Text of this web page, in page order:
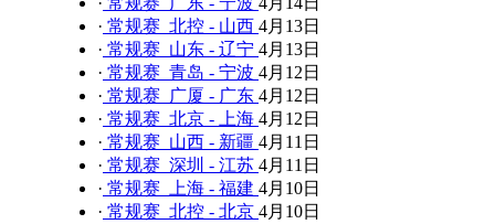
· 常规赛 北控 - 山西 4月13日
· 常规赛 山东 - 辽宁 4月13日
· 常规赛 青岛 - 宁波 4月12日
· 常规赛 广厦 - 广东 4月12日
· 常规赛 北京 - 上海 4月12日
· 常规赛 山西 - 新疆 4月11日
· 常规赛 深圳 - 江苏 4月11日
· 常规赛 上海 - 福建 4月10日
· 常规赛 北控 - 北京 4月10日